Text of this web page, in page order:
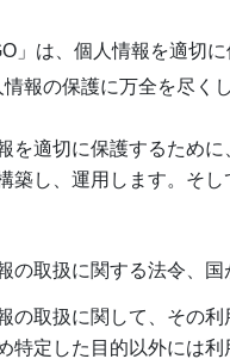
」は、個人情報を適切
報の保護に万全を尽く
を適切に保護するため
築し、運用します。そ
の取扱に関する法令、
の取扱に関して、その
特定した目的以外には利